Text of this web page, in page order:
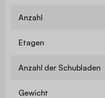
Anzahl
Etagen
Anzahl der Schubladen
Gewicht